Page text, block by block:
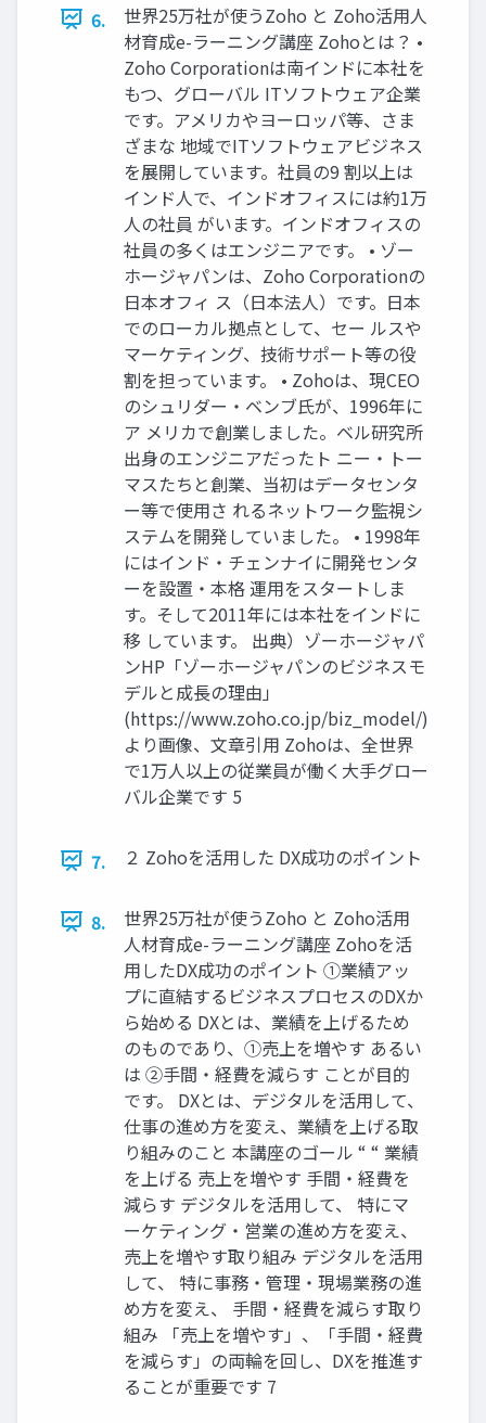
6.
世界25万社が使うZoho と Zoho活用人
材育成e-ラーニング講座 Zohoとは？ •
Zoho Corporationは南インドに本社を
もつ、グローバル ITソフトウェア企業
です。アメリカやヨーロッパ等、さま
ざまな 地域でITソフトウェアビジネス
を展開しています。社員の9 割以上は
インド人で、インドオフィスには約1万
人の社員 がいます。インドオフィスの
社員の多くはエンジニアです。 • ゾー
ホージャパンは、Zoho Corporationの
日本オフィ ス（日本法人）です。日本
でのローカル拠点として、セー ルスや
マーケティング、技術サポート等の役
割を担っています。 • Zohoは、現CEO
のシュリダー・ベンブ氏が、1996年に
ア メリカで創業しました。ベル研究所
出身のエンジニアだったト ニー・トー
マスたちと創業、当初はデータセンタ
ー等で使用さ れるネットワーク監視シ
ステムを開発していました。 • 1998年
にはインド・チェンナイに開発センタ
ーを設置・本格 運用をスタートしま
す。そして2011年には本社をインドに
移 しています。 出典）ゾーホージャパ
ンHP「ゾーホージャパンのビジネスモ
デルと成長の理由」
(https://www.zoho.co.jp/biz_model/)
より画像、文章引用 Zohoは、全世界
で1万人以上の従業員が働く大手グロー
バル企業です 5
7. ２ Zohoを活用した DX成功のポイント
8.
世界25万社が使うZoho と Zoho活用
人材育成e-ラーニング講座 Zohoを活
用したDX成功のポイント ①業績アッ
プに直結するビジネスプロセスのDXか
ら始める DXとは、業績を上げるため
のものであり、①売上を増やす あるい
は ②手間・経費を減らす ことが目的
です。 DXとは、デジタルを活用して、
仕事の進め方を変え、業績を上げる取
り組みのこと 本講座のゴール “ “ 業績
を上げる 売上を増やす 手間・経費を
減らす デジタルを活用して、 特にマ
ーケティング・営業の進め方を変え、
売上を増やす取り組み デジタルを活用
して、 特に事務・管理・現場業務の進
め方を変え、 手間・経費を減らす取り
組み 「売上を増やす」、「手間・経費
を減らす」の両輪を回し、DXを推進す
ることが重要です 7